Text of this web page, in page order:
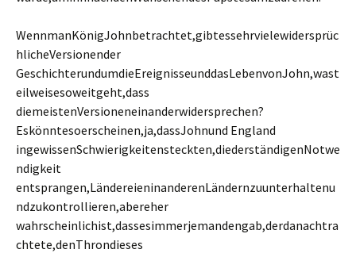
WennmanKönigJohnbetrachtet,gibtessehrvielewidersprüc
hlicheVersionender
GeschichterundumdieEreignisseunddasLebenvonJohn,wast
eilweisesoweitgeht,dass
diemeistenVersioneneinanderwidersprechen?
Eskönntesoerscheinen,ja,dassJohnund England
ingewissenSchwierigkeitensteckten,diederständigenNotwe
ndigkeit
entsprangen,LändereieninanderenLändernzuunterhaltenu
ndzukontrollieren,abereher
wahrscheinlichist,dassesimmerjemandengab,derdanachtra
chtete,denThrondieses